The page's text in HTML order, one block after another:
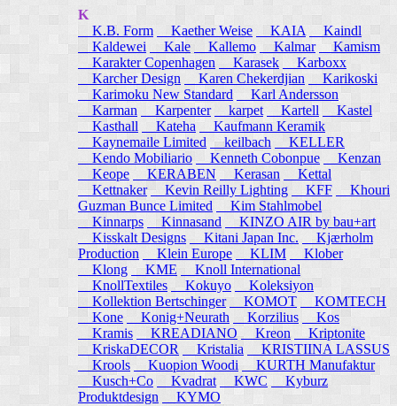
K
K.B. Form
Kaether Weise KAIA
Kaindl
Kaldewei
Kale Kallemo Kalmar
Kamism
Karakter Copenhagen
Karasek
Karboxx
Karcher Design
Karen Chekerdjian
Karikoski
Karimoku New Standard
Karl Andersson
Karman
Karpenter karpet Kartell
Kastel
Kasthall
Kateha
Kaufmann Keramik
Kaynemaile Limited keilbach
KELLER
Kendo Mobiliario
Kenneth Cobonpue
Kenzan
Keope
KERABEN Kerasan
Kettal
Kettnaker Kevin Reilly Lighting KFF
Khouri
Guzman Bunce Limited
Kim Stahlmobel
Kinnarps
Kinnasand
KINZO AIR by bau+art
Kisskalt Designs
Kitani Japan Inc.
Kjærholm
Production
Klein Europe KLIM
Klober
Klong
KME
Knoll International
KnollTextiles
Kokuyo
Koleksiyon
Kollektion Bertschinger KOMOT
KOMTECH
Kone
Konig+Neurath Korzilius
Kos
Kramis
KREADIANO Kreon
Kriptonite
KriskaDECOR
Kristalia
KRISTIINA LASSUS
Krools
Kuopion Woodi
KURTH Manufaktur
Kusch+Co
Kvadrat KWC
Kyburz
Produktdesign
KYMO